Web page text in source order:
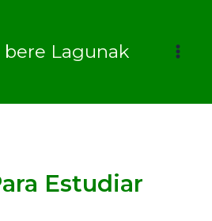
Lagunak
Estudiar